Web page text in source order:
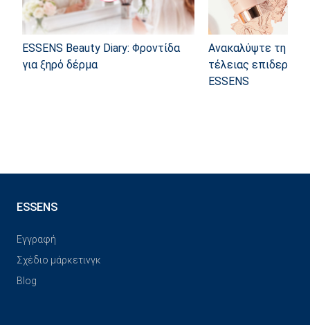
ESSENS Beauty Diary: Φροντίδα
για ξηρό δέρμα
Ανακαλύψτε τη
τέλειας
ESSENS
ESSENS
Εγγραφή
Σχέδιο μάρκετινγκ
Blog